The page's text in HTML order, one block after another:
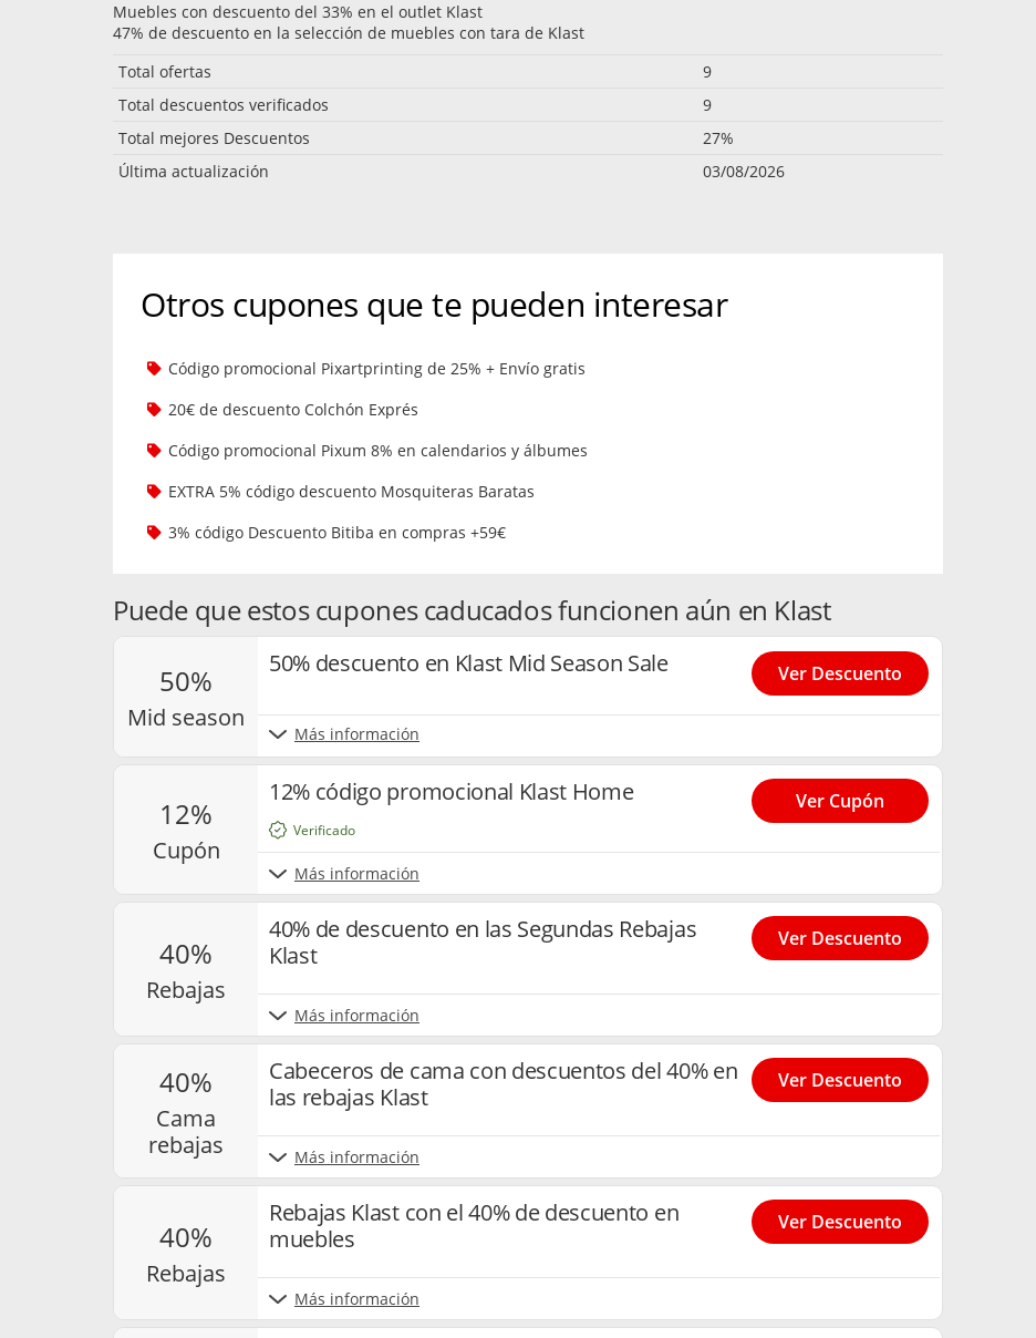
Muebles con descuento del 33% en el outlet Klast
47% de descuento en la selección de muebles con tara de Klast
Total ofertas
9
Total descuentos verificados
9
Total mejores Descuentos
27%
Última actualización
03/08/2026
Otros cupones que te pueden interesar
Código promocional Pixartprinting de 25% + Envío gratis
20€ de descuento Colchón Exprés
Código promocional Pixum 8% en calendarios y álbumes
EXTRA 5% código descuento Mosquiteras Baratas
3% código Descuento Bitiba en compras +59€
Puede que estos cupones caducados funcionen aún en Klast
50%
mid season
50% descuento en Klast Mid Season Sale
Más información
Ver Descuento
12%
cupón
12% código promocional Klast Home
Más información
Verificado
Ver Cupón
40%
rebajas
40% de descuento en las Segundas Rebajas
Klast
Más información
Ver Descuento
40%
cama
rebajas
Cabeceros de cama con descuentos del 40% en
las rebajas Klast
Más información
Ver Descuento
40%
rebajas
Rebajas Klast con el 40% de descuento en
muebles
Más información
Ver Descuento